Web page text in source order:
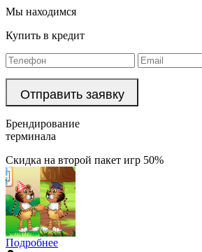
Мы находимся
Купить в кредит
Брендирование
терминала
Скидка на второй пакет игр 50%
Подробнее